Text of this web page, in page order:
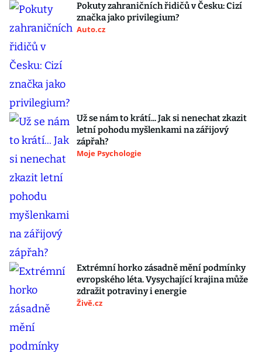
Pokuty zahraničních řidičů v Česku: Cizí
značka jako privilegium?
Auto.cz
Už se nám to krátí... Jak si nenechat zkazit
letní pohodu myšlenkami na zářijový
zápřah?
Moje Psychologie
Extrémní horko zásadně mění podmínky
evropského léta. Vysychající krajina může
zdražit potraviny i energie
Živě.cz